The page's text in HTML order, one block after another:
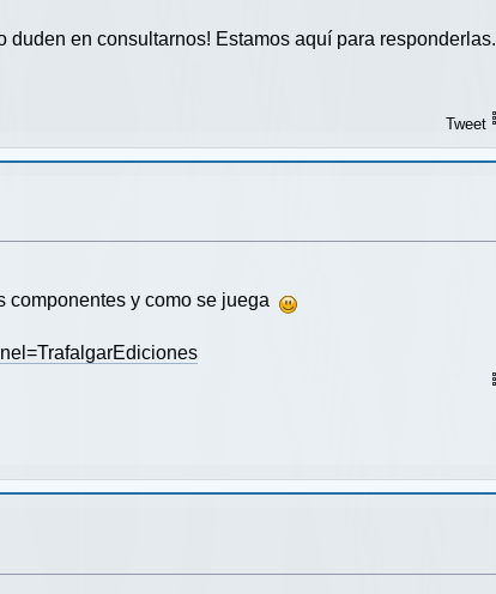
en consultarnos! Estamos aquí para responderlas.
Tweet
componentes y como se juega